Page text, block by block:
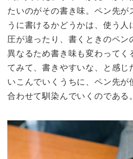
たいのがその書き味。ペン先が
うに書けるかどうかは、使う
圧が違ったり、書くときのペ
異なるため書き味も変わってく
てみて、書きやすいな、と感じ
いこんでいくうちに、ペン先が
合わせて馴染んでいくのである。